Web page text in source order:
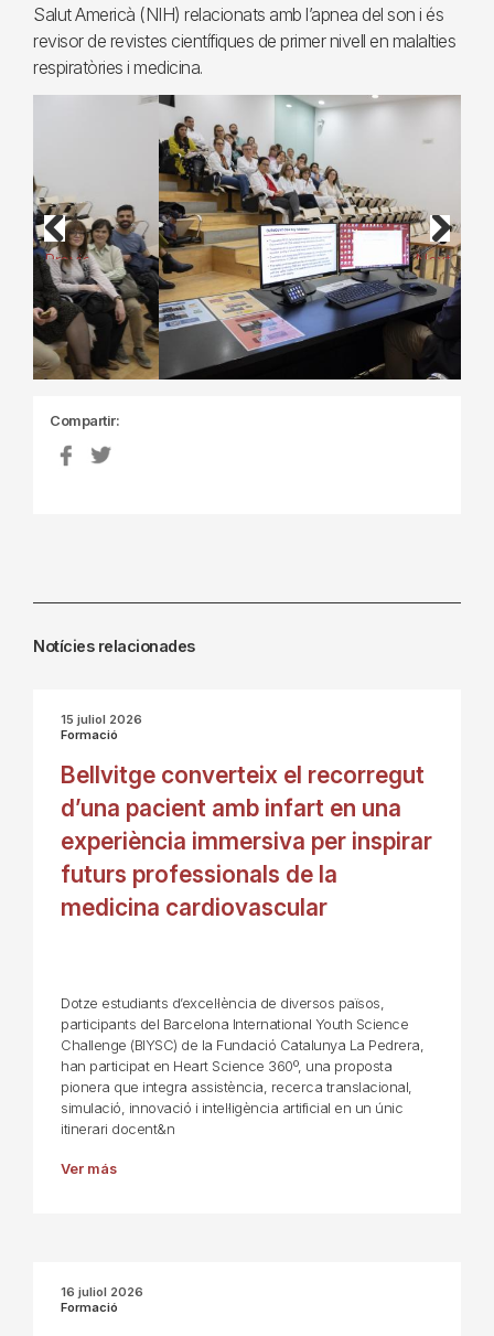
Salut Americà (NIH) relacionats amb l’apnea del son i és
revisor de revistes científiques de primer nivell en malalties
respiratòries i medicina.
Previous Next
Compartir:
Notícies relacionades
15 juliol 2026
Formació
Bellvitge converteix el recorregut
d’una pacient amb infart en una
experiència immersiva per inspirar
futurs professionals de la
medicina cardiovascular
Dotze estudiants d’excel·lència de diversos països,
participants del Barcelona International Youth Science
Challenge (BIYSC) de la Fundació Catalunya La Pedrera,
han participat en Heart Science 360º, una proposta
pionera que integra assistència, recerca translacional,
simulació, innovació i intel·ligència artificial en un únic
itinerari docent&n
Ver más
16 juliol 2026
Formació